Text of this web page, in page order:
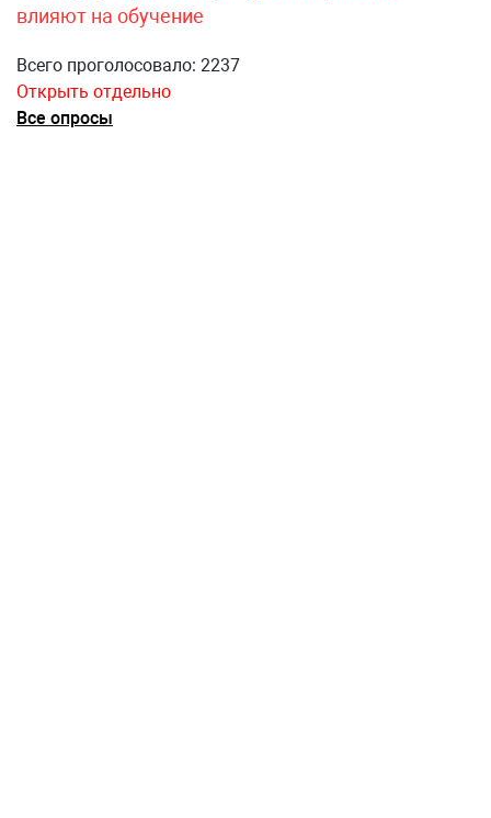
влияют на обучение
Всего проголосовало: 2237
Открыть отдельно
Все опросы